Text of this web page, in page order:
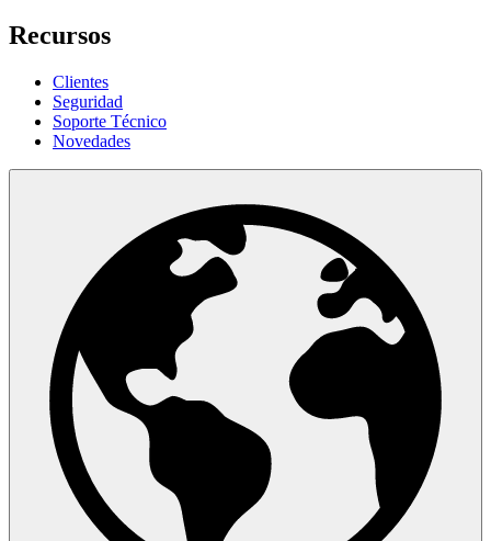
Recursos
Clientes
Seguridad
Soporte Técnico
Novedades